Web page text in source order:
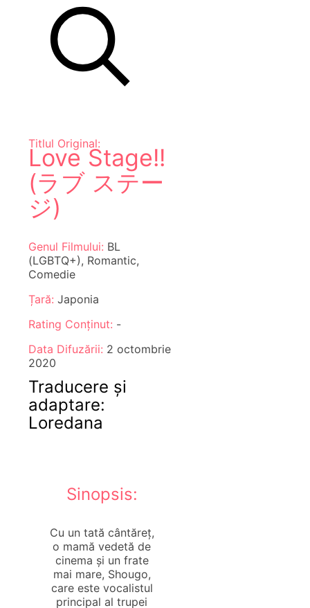
Titlul Original:
Love Stage!!
(ラブ ステー
ジ)
Genul Filmului: BL
(LGBTQ+), Romantic,
Comedie
Țară: Japonia
Rating Conținut: -
Data Difuzării: 2 octombrie
2020
Traducere și
adaptare:
Loredana
Sinopsis:
Cu un tată cântăreț,
o mamă vedetă de
cinema și un frate
mai mare, Shougo,
care este vocalistul
principal al trupei